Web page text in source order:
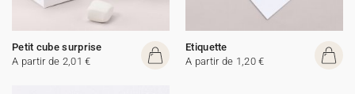
Petit cube surprise
A partir de 2,01 €
Etiquette
A partir de 1,20 €